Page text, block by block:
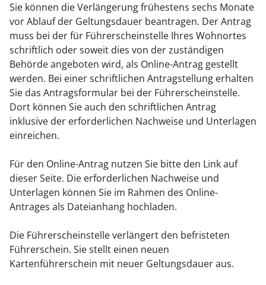
Sie können die Verlängerung frühestens sechs Monate
vor Ablauf der Geltungsdauer beantragen. Der Antrag
muss bei der für Führerscheinstelle Ihres Wohnortes
schriftlich oder soweit dies von der zuständigen
Behörde angeboten wird, als Online-Antrag gestellt
werden. Bei einer schriftlichen Antragstellung erhalten
Sie das Antragsformular bei der Führerscheinstelle.
Dort können Sie auch den schriftlichen Antrag
inklusive der erforderlichen Nachweise und Unterlagen
einreichen.
Für den Online-Antrag nutzen Sie bitte den Link auf
dieser Seite. Die erforderlichen Nachweise und
Unterlagen können Sie im Rahmen des Online-
Antrages als Dateianhang hochladen.
Die Führerscheinstelle verlängert den befristeten
Führerschein. Sie stellt einen neuen
Kartenführerschein mit neuer Geltungsdauer aus.